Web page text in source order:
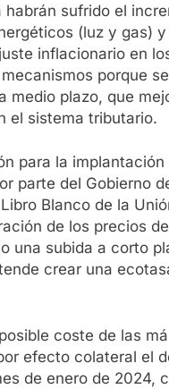
sufrido el
(luz y gas)
inflacionario en
porque
medio plazo, que
el sistema tributario.
para la
parte del Gobierno
Blanco de la
de los precios
una subida a corto
crear una
coste de las
efecto colateral el
de enero de 2024,